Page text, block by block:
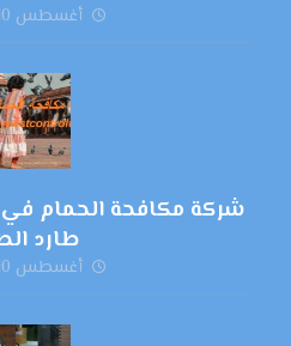
أغسطس 10, 2024
طارد
أغسطس 10, 2024